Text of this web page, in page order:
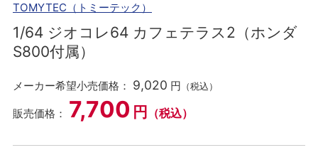
TOMYTEC（トミーテック）
1/64 ジオコレ64 カフェテラス2（ホンダ
S800付属）
メーカー希望小売価格： 9,020 円 （税込）
販売価格： 7,700 円 （税込）